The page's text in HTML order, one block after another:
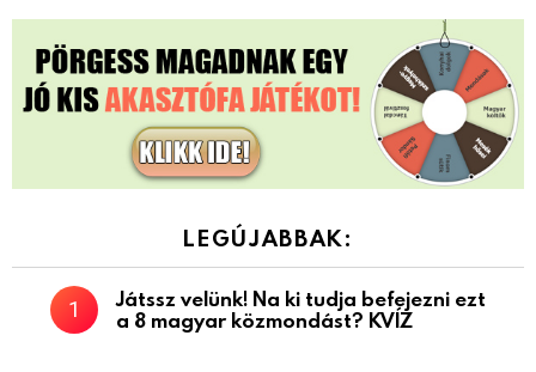
LEGÚJABBAK:
Játssz velünk! Na ki tudja befejezni ezt
a 8 magyar közmondást? KVÍZ